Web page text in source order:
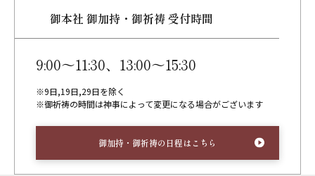
御本社 御加持・御祈祷 受付時間
9:00～11:30、13:00～15:30
※9日,19日,29日を除く
※御祈祷の時間は神事によって変更になる場合がございます
御加持・御祈祷の日程はこちら